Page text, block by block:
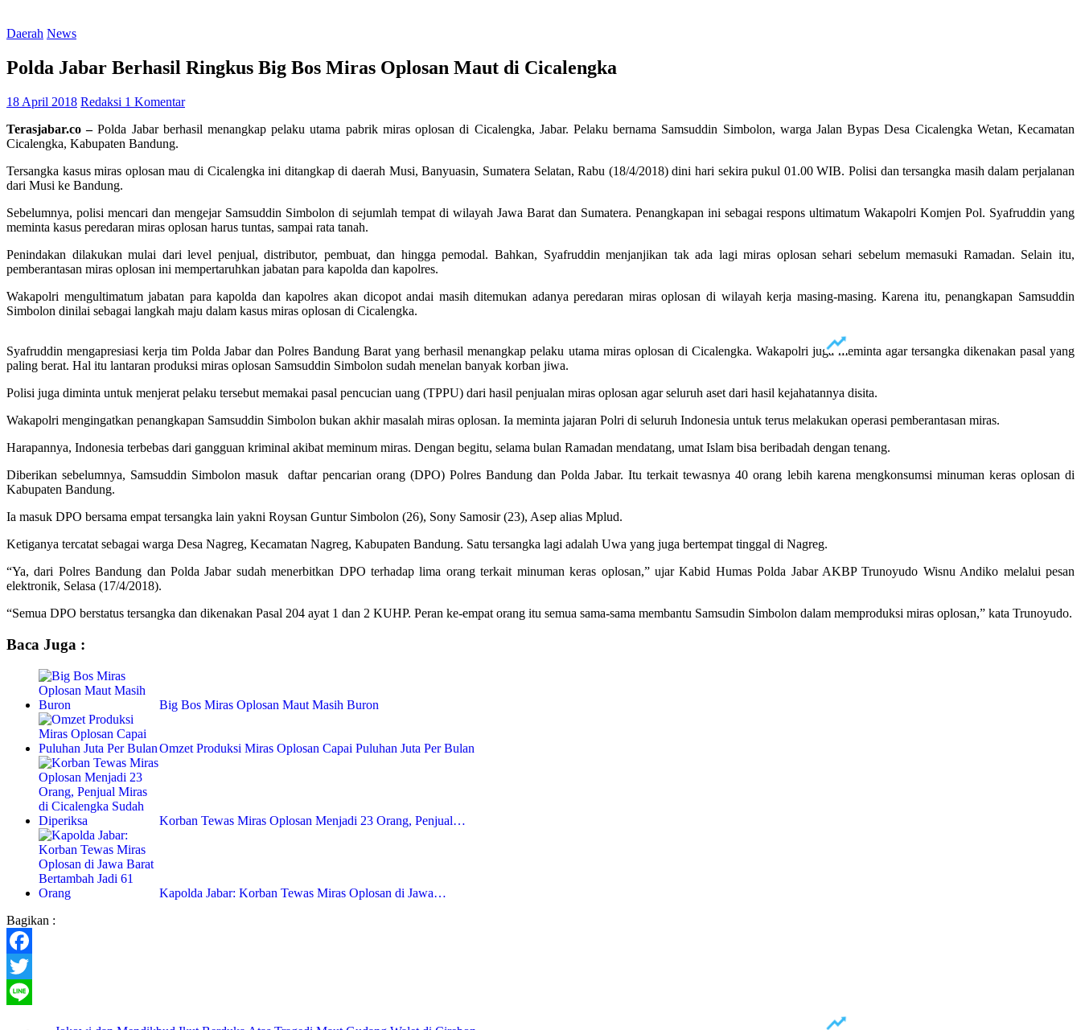
Daerah News
Polda Jabar Berhasil Ringkus Big Bos Miras Oplosan Maut di Cicalengka
18 April 2018 Redaksi 1 Komentar
Terasjabar.co –Polda Jabar berhasil menangkap pelaku utama pabrik miras oplosan di Cicalengka, Jabar. Pelaku bernama Samsuddin Simbolon, warga Jalan Bypas Desa Cicalengka Wetan, Kecamatan
Cicalengka, Kabupaten Bandung.
Tersangka kasus miras oplosan mau di Cicalengka ini ditangkap di daerah Musi, Banyuasin, Sumatera Selatan, Rabu (18/4/2018) dini hari sekira pukul 01.00 WIB. Polisi dan tersangka masih dalam perjalanan
dari Musi ke Bandung.
Sebelumnya, polisi mencari dan mengejar Samsuddin Simbolon di sejumlah tempat di wilayah Jawa Barat dan Sumatera. Penangkapan ini sebagai respons ultimatum Wakapolri Komjen Pol. Syafruddin yang
meminta kasus peredaran miras oplosan harus tuntas, sampai rata tanah.
Penindakan dilakukan mulai dari level penjual, distributor, pembuat, dan hingga pemodal. Bahkan, Syafruddin menjanjikan tak ada lagi miras oplosan sehari sebelum memasuki Ramadan. Selain itu,
pemberantasan miras oplosan ini mempertaruhkan jabatan para kapolda dan kapolres.
Wakapolri mengultimatum jabatan para kapolda dan kapolres akan dicopot andai masih ditemukan adanya peredaran miras oplosan di wilayah kerja masing-masing. Karena itu, penangkapan Samsuddin
Simbolon dinilai sebagai langkah maju dalam kasus miras oplosan di Cicalengka.
Syafruddin mengapresiasi kerja tim Polda Jabar dan Polres Bandung Barat yang berhasil menangkap pelaku utama miras oplosan di Cicalengka. Wakapolri juga meminta agar tersangka dikenakan pasal yang
paling berat. Hal itu lantaran produksi miras oplosan Samsuddin Simbolon sudah menelan banyak korban jiwa.
Polisi juga diminta untuk menjerat pelaku tersebut memakai pasal pencucian uang (TPPU) dari hasil penjualan miras oplosan agar seluruh aset dari hasil kejahatannya disita.
Wakapolri mengingatkan penangkapan Samsuddin Simbolon bukan akhir masalah miras oplosan. Ia meminta jajaran Polri di seluruh Indonesia untuk terus melakukan operasi pemberantasan miras.
Harapannya, Indonesia terbebas dari gangguan kriminal akibat meminum miras. Dengan begitu, selama bulan Ramadan mendatang, umat Islam bisa beribadah dengan tenang.
Diberikan sebelumnya, Samsuddin Simbolon masuk daftar pencarian orang (DPO) Polres Bandung dan Polda Jabar. Itu terkait tewasnya 40 orang lebih karena mengkonsumsi minuman keras oplosan di
Kabupaten Bandung.
Ia masuk DPO bersama empat tersangka lain yakni Roysan Guntur Simbolon (26), Sony Samosir (23), Asep alias Mplud.
Ketiganya tercatat sebagai ‎warga Desa Nagreg, Kecamatan Nagreg, Kabupaten Bandung. Satu tersangka lagi adalah Uwa yang juga bertempat tinggal di Nagreg.
“Ya, dari Polres Bandung dan Polda Jabar sudah menerbitkan DPO terhadap lima orang terkait minuman keras oplosan,” ujar Kabid Humas Polda Jabar AKBP Trunoyudo Wisnu Andiko melalui pesan
elektronik, Selasa (17/4/2018).
“Semua DPO berstatus tersangka dan dikenakan Pasal 204 ayat 1 dan 2 KUHP. Peran ke-empat orang itu semua sama-sama membantu Samsudin Simbo‎lon dalam memproduksi miras oplosan,” kata Trunoyudo.
Baca Juga :
Big Bos Miras Oplosan Maut Masih Buron
Omzet Produksi Miras Oplosan Capai Puluhan Juta Per Bulan
Korban Tewas Miras Oplosan Menjadi 23 Orang, Penjual…
Kapolda Jabar: Korban Tewas Miras Oplosan di Jawa…
Bagikan :
Facebook
Twitter